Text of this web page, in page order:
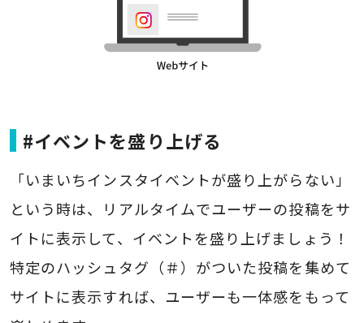
#イベントを盛り上げる
「いまいちインスタイベントが盛り上がらない」
という時は、リアルタイムでユーザーの投稿をサ
イトに表示して、イベントを盛り上げましょう！
特定のハッシュタグ（＃）がついた投稿を集めて
サイトに表示すれば、ユーザーも一体感をもって